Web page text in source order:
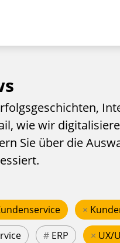
wie wir
Sie über die
×
# ERP × UX/